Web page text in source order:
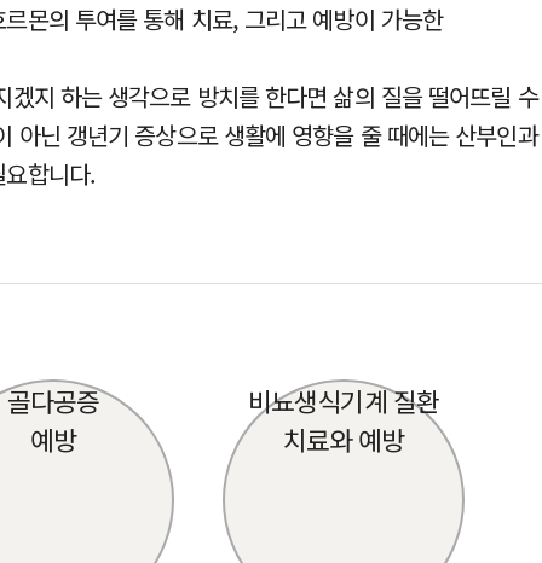
몬의 투여를 통해 치료, 그리고 예방이 가능한
겠지 하는 생각으로 방치를 한다면 삶의 질을 떨어뜨릴 수
아닌 갱년기 증상으로 생활에 영향을 줄 때에는 산부인과
합니다.
골다공증
예방
비뇨생식기계 질환
치료와 예방